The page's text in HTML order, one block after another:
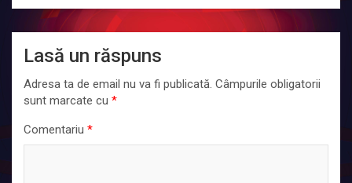
Lasă un răspuns
Adresa ta de email nu va fi publicată. Câmpurile obligatorii
sunt marcate cu *
Comentariu *